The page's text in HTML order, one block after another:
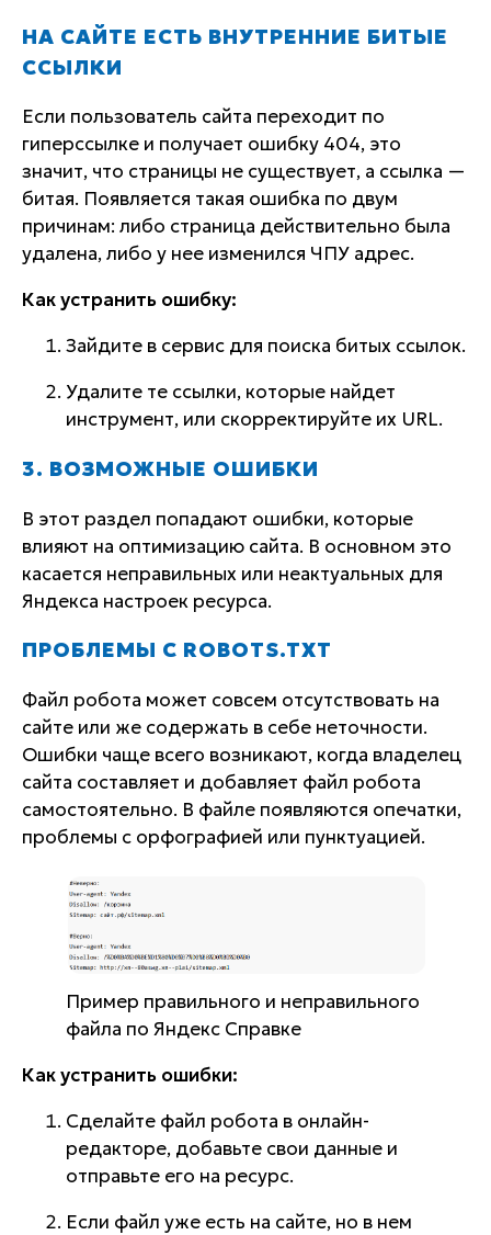
НА САЙТЕ ЕСТЬ ВНУТРЕННИЕ БИТЫЕ
ССЫЛКИ
Если пользователь сайта переходит по
гиперссылке и получает ошибку 404, это
значит, что страницы не существует, а ссылка —
битая. Появляется такая ошибка по двум
причинам: либо страница действительно была
удалена, либо у нее изменился ЧПУ адрес.
Как устранить ошибку:
Зайдите в сервис для поиска битых ссылок.
Удалите те ссылки, которые найдет
инструмент, или скорректируйте их URL.
3. ВОЗМОЖНЫЕ ОШИБКИ
В этот раздел попадают ошибки, которые
влияют на оптимизацию сайта. В основном это
касается неправильных или неактуальных для
Яндекса настроек ресурса.
ПРОБЛЕМЫ С ROBOTS.TXT
Файл робота может совсем отсутствовать на
сайте или же содержать в себе неточности.
Ошибки чаще всего возникают, когда владелец
сайта составляет и добавляет файл робота
самостоятельно. В файле появляются опечатки,
проблемы с орфографией или пунктуацией.
Пример правильного и неправильного
файла по Яндекс Справке
Как устранить ошибки:
Сделайте файл робота в онлайн-
редакторе, добавьте свои данные и
отправьте его на ресурс.
Если файл уже есть на сайте, но в нем